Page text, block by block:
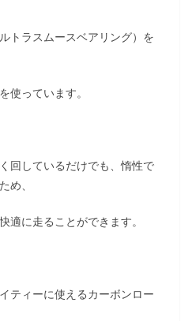
トラスムースベアリング）を
使っています。
回しているだけでも、惰性で
め、
適に走ることができます。
ティーに使えるカーボンロー